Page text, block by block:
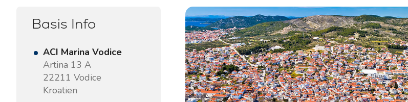
Basis Info
ACI Marina Vodice
Artina 13 A
22211 Vodice
Kroatien